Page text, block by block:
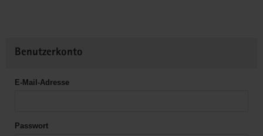
Benutzerkonto
E-Mail-Adresse
Passwort